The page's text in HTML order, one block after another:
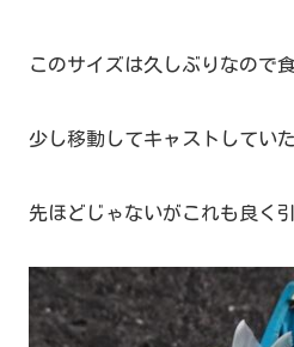
このサイズは久しぶりなので
少し移動してキャストしてい
先ほどじゃないがこれも良く